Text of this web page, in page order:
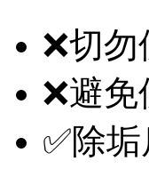
❌切
❌避
✅除